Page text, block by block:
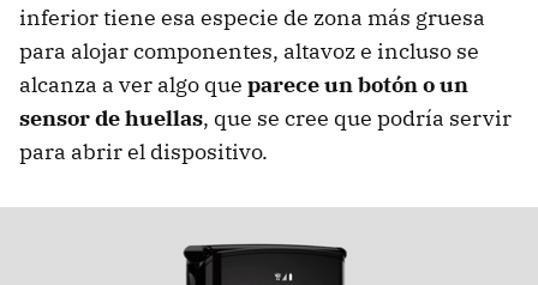
inferior tiene esa especie de zona más gruesa
para alojar componentes, altavoz e incluso se
alcanza a ver algo que parece un botón o un
sensor de huellas, que se cree que podría servir
para abrir el dispositivo.